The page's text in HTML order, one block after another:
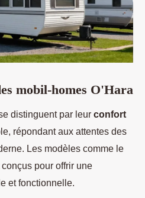
mobil-homes O'Hara
distinguent par leur confort
répondant aux attentes des
Les modèles comme le
pour offrir une
et fonctionnelle.